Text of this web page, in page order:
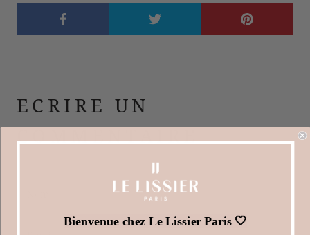
ECRIRE UN
COMMENTAIRE
Bienvenue chez Le Lissier Paris 🤍